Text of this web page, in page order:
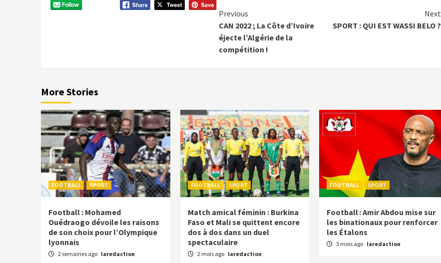
Continue
Reading
Previous
CAN 2022 ; La Côte d’Ivoire
éjecte l’Algérie de la
compétition !
Next
SPORT : QUI EST WASSI BELO ?
More Stories
FOOTBALL SPORT
Football : Mohamed
Ouédraogo dévoile les raisons
de son choix pour l’Olympique
lyonnais
2 semaines ago laredaction
FOOTBALL SPORT
Match amical féminin : Burkina
Faso et Mali se quittent encore
dos à dos dans un duel
spectaculaire
2 mois ago laredaction
FOOTBALL SPORT
Football : Amir Abdou mise sur
les binationaux pour renforcer
les Étalons
3 mois ago laredaction